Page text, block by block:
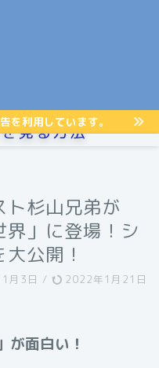
を利用しています。
見る方法
ト杉山兄弟が
界」に登場！シ
公開！
月3日 / 2022年1月21日
が面白い！